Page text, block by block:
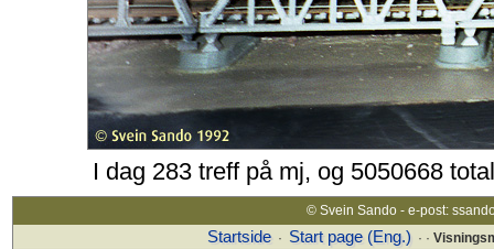
I dag 283 treff på mj, og 5050668
© Svein Sando - e-post:
Startside · Start page (Eng.) · ·